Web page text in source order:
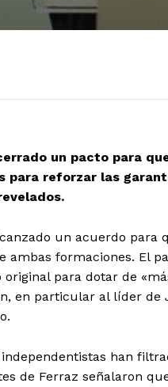
un pacto para
para reforzar las
un acuerdo
ambas formaciones. El
para dotar de
en particular al líder
han
de Ferraz señalaron